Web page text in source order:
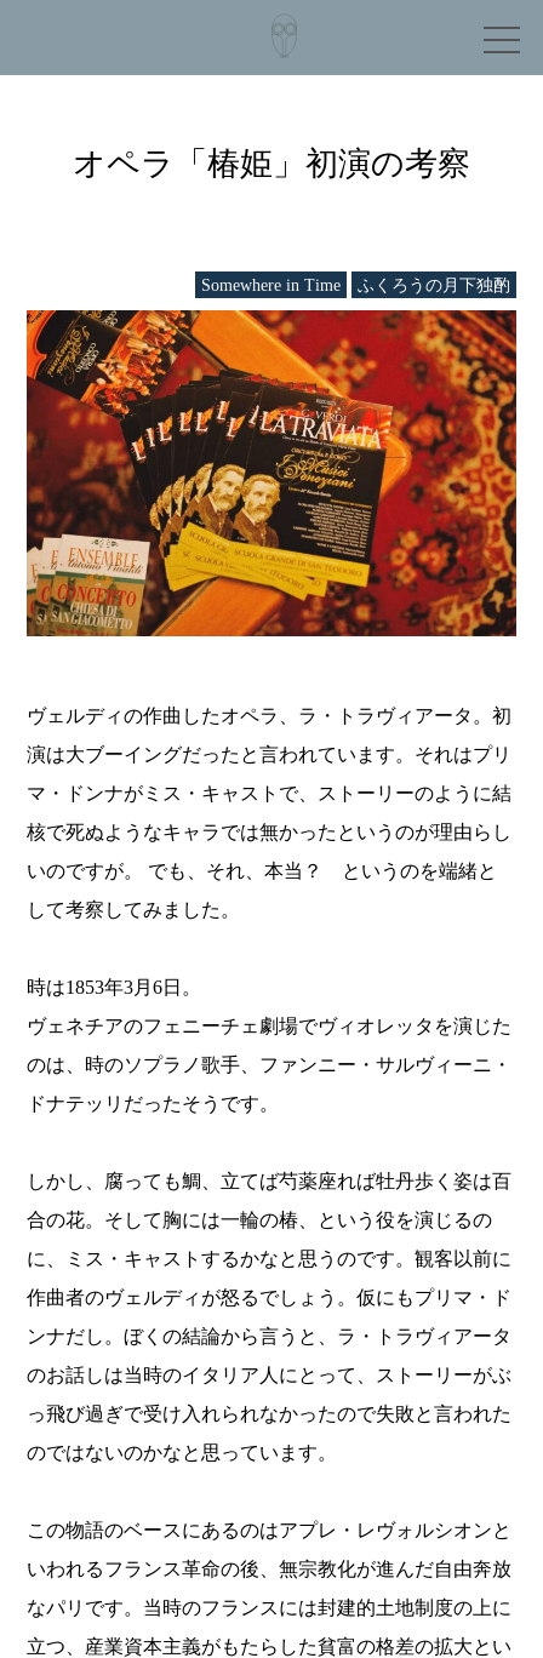
オペラ「椿姫」初演の考察
Somewhere in Time ふくろうの月下独酌
ヴェルディの作曲したオペラ、ラ・トラヴィアータ。初
演は大ブーイングだったと言われています。それはプリ
マ・ドンナがミス・キャストで、ストーリーのように結
核で死ぬようなキャラでは無かったというのが理由らし
いのですが。 でも、それ、本当？ というのを端緒と
して考察してみました。
時は1853年3月6日。
ヴェネチアのフェニーチェ劇場でヴィオレッタを演じた
のは、時のソプラノ歌手、ファンニー・サルヴィーニ・
ドナテッリだったそうです。
しかし、腐っても鯛、立てば芍薬座れば牡丹歩く姿は百
合の花。そして胸には一輪の椿、という役を演じるの
に、ミス・キャストするかなと思うのです。観客以前に
作曲者のヴェルディが怒るでしょう。仮にもプリマ・ド
ンナだし。ぼくの結論から言うと、ラ・トラヴィアータ
のお話しは当時のイタリア人にとって、ストーリーがぶ
っ飛び過ぎで受け入れられなかったので失敗と言われた
のではないのかなと思っています。
この物語のベースにあるのはアプレ・レヴォルシオンと
いわれるフランス革命の後、無宗教化が進んだ自由奔放
なパリです。当時のフランスには封建的土地制度の上に
立つ、産業資本主義がもたらした貧富の格差の拡大とい